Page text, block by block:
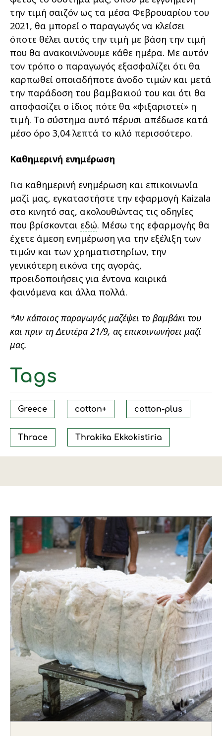
την τιμή σαιζόν ως τα μέσα Φεβρουαρίου του
2021, θα μπορεί ο παραγωγός να κλείσει
όποτε θέλει αυτός την τιμή με βάση την τιμή
που θα ανακοινώνουμε κάθε ημέρα. Με αυτόν
τον τρόπο ο παραγωγός εξασφαλίζει ότι θα
καρπωθεί οποιαδήποτε άνοδο τιμών και μετά
την παράδοση του βαμβακιού του και ότι θα
αποφασίζει ο ίδιος πότε θα «φιξαριστεί» η
τιμή. Το σύστημα αυτό πέρυσι απέδωσε κατά
μέσο όρο 3,04 λεπτά το κιλό περισσότερο.
Καθημερινή ενημέρωση
Για καθημερινή ενημέρωση και επικοινωνία
μαζί μας, εγκαταστήστε την εφαρμογή Kaizala
στο κινητό σας, ακολουθώντας τις οδηγίες
που βρίσκονται εδώ. Μέσω της εφαρμογής θα
έχετε άμεση ενημέρωση για την εξέλιξη των
τιμών και των χρηματιστηρίων, την
γενικότερη εικόνα της αγοράς,
προειδοποιήσεις για έντονα καιρικά
φαινόμενα και άλλα πολλά.
*Aν κάποιος παραγωγός μαζέψει το βαμβάκι του
και πριν τη Δευτέρα 21/9, ας επικοινωνήσει μαζί
μας.
Tags
Greece cotton+ cotton-plus
Thrace Thrakika Ekkokistiria